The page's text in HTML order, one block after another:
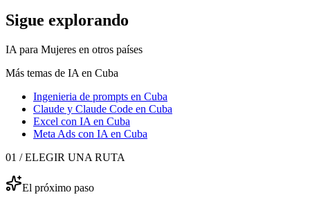
Sigue explorando
IA para Mujeres en otros países
Más temas de IA en Cuba
Ingenieria de prompts en Cuba
Claude y Claude Code en Cuba
Excel con IA en Cuba
Meta Ads con IA en Cuba
01 / ELEGIR UNA RUTA
El próximo paso